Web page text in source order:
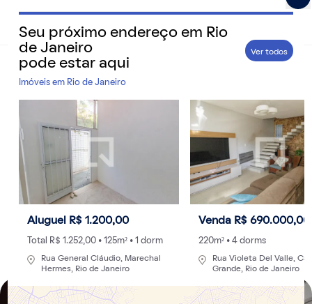
QuintoAndar Guias - Inspiração e tudo o que você
Home> Cidades
Estação Maracanã: conheça o ponto de trem
e metrô a poucos metros do estádio e da
UERJ
Descubra como a estação intermodal, que atende o
MetrôRio e a Supervia, oferece fácil acesso a diversas
regiões da cidade
Por Redação- 29/10/2024 às 23:39
Atualizado: 30/10/2024 às 14:22
Seu próximo endereço em Rio
de Janeiro
pode estar aqui
Imóveis em Rio de Janeiro
Ver todos
Aluguel R$ 1.200,00
Total R$ 1.252,00 • 125m² • 1 dorm
Rua General Cláudio, Marechal
Hermes, Rio de Janeiro
Venda R$ 690.000,00
220m² • 4 dorms
Rua Violeta Del Valle,
Grande, Rio de Janeiro